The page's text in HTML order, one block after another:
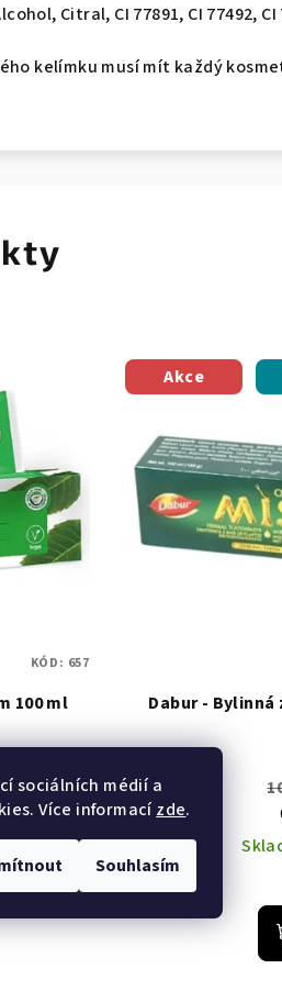
sociálních médií a
Více informacízde.
Souhlasím
Citral, CI 77891, CI 77492, CI
kelímku musí mít každý
100 ml
KÓD: 657
Akce
Dabur - Bylinná